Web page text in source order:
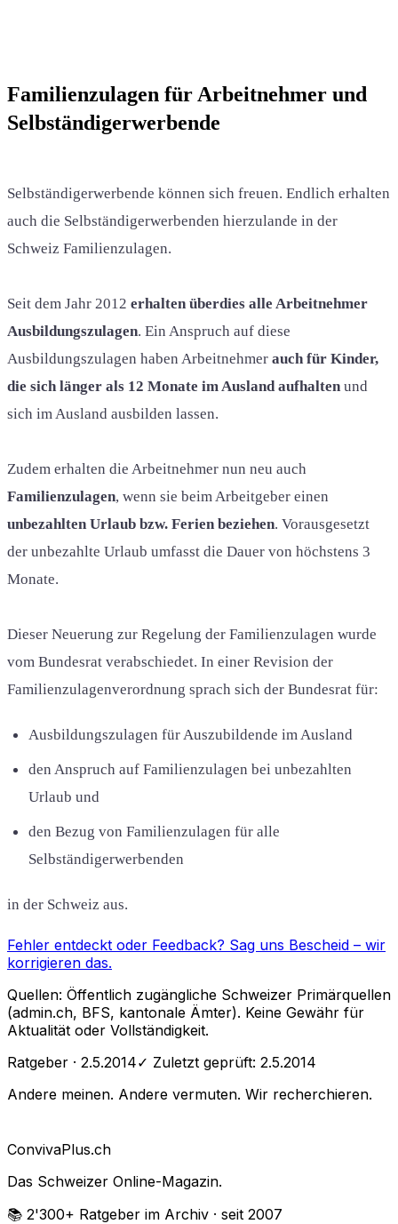
Familienzulagen für Arbeitnehmer und
Selbständigerwerbende
Selbständigerwerbende können sich freuen. Endlich erhalten
auch die Selbständigerwerbenden hierzulande in der
Schweiz Familienzulagen.
Seit dem Jahr 2012 erhalten überdies alle Arbeitnehmer
Ausbildungszulagen. Ein Anspruch auf diese
Ausbildungszulagen haben Arbeitnehmer auch für Kinder,
die sich länger als 12 Monate im Ausland aufhalten und
sich im Ausland ausbilden lassen.
Zudem erhalten die Arbeitnehmer nun neu auch
Familienzulagen, wenn sie beim Arbeitgeber einen
unbezahlten Urlaub bzw. Ferien beziehen. Vorausgesetzt
der unbezahlte Urlaub umfasst die Dauer von höchstens 3
Monate.
Dieser Neuerung zur Regelung der Familienzulagen wurde
vom Bundesrat verabschiedet. In einer Revision der
Familienzulagenverordnung sprach sich der Bundesrat für:
Ausbildungszulagen für Auszubildende im Ausland
den Anspruch auf Familienzulagen bei unbezahlten
Urlaub und
den Bezug von Familienzulagen für alle
Selbständigerwerbenden
in der Schweiz aus.
Fehler entdeckt oder Feedback? Sag uns Bescheid – wir
korrigieren das.
Quellen: Öffentlich zugängliche Schweizer Primärquellen
(admin.ch, BFS, kantonale Ämter). Keine Gewähr für
Aktualität oder Vollständigkeit.
Ratgeber · 2.5.2014✓ Zuletzt geprüft: 2.5.2014
Andere meinen. Andere vermuten. Wir recherchieren.
ConvivaPlus.ch
Das Schweizer Online-Magazin.
📚 2'300+ Ratgeber im Archiv · seit 2007